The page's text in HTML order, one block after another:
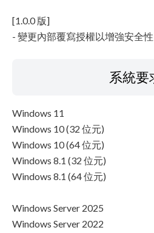
[1.0.0 版]
- 變更內部覆寫授權以增強安全性
系統要
Windows 11
Windows 10 (32 位元)
Windows 10 (64 位元)
Windows 8.1 (32 位元)
Windows 8.1 (64 位元)
Windows Server 2025
Windows Server 2022